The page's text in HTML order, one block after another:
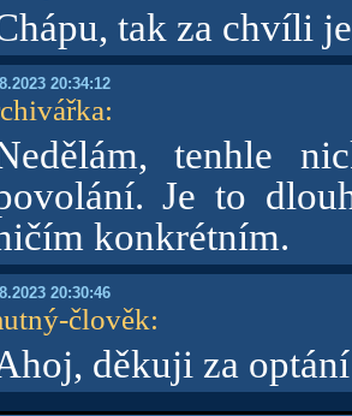
tak za chvíli
20:34:12
:
tenhle
Je to
konkrétním.
20:30:46
člověk:
děkuji za